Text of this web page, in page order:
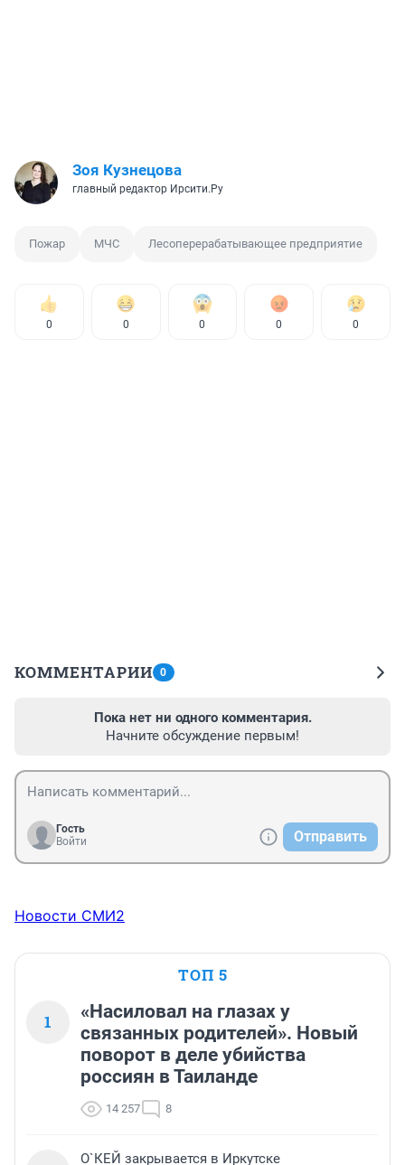
Зоя Кузнецова
главный редактор Ирсити.Ру
Пожар МЧС Лесоперерабатывающее предприятие
0 0 0 0 0
КОММЕНТАРИИ 0
Пока нет ни одного комментария.
Начните обсуждение первым!
Гость
Войти
Отправить
Новости СМИ2
ТОП 5
1
«Насиловал на глазах у
связанных родителей». Новый
поворот в деле убийства
россиян в Таиланде
14 257 8
О`КЕЙ закрывается в Иркутске